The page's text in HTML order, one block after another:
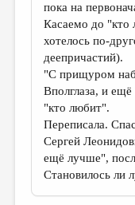
пока на
Касаемо до "кто
хотелось по-
деепричастий).
"С прищуром
Вполглаза, и
"кто любит".
Переписала.
Сергей
ещё лучше",
Становилось ли